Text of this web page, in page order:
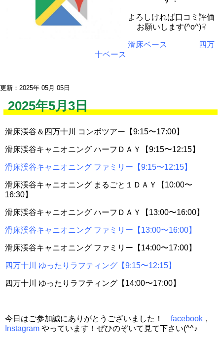
よろしければ口コミ評価
お願いします(^o^)☟
滑床ベース
四万
十ベース
更新：2025年 05月 05日
2025年5月3日
滑床渓谷＆四万十川 コンボツアー【9:15〜17:00】
滑床渓谷キャニオニング ハーフＤＡＹ【9:15〜12:15】
滑床渓谷キャニオニング ファミリー【9:15〜12:15】
滑床渓谷キャニオニング まるごと１ＤＡＹ【10:00〜
16:30】
滑床渓谷キャニオニング ハーフＤＡＹ【13:00〜16:00】
滑床渓谷キャニオニング ファミリー【13:00〜16:00】
滑床渓谷キャニオニング ファミリー【14:00〜17:00】
四万十川 ゆったりラフティング【9:15〜12:15】
四万十川 ゆったりラフティング【14:00〜17:00】
今日はご参加誠にありがとうございました！ facebook ，
Instagram やっています！ぜひのぞいて見て下さい(^^♪